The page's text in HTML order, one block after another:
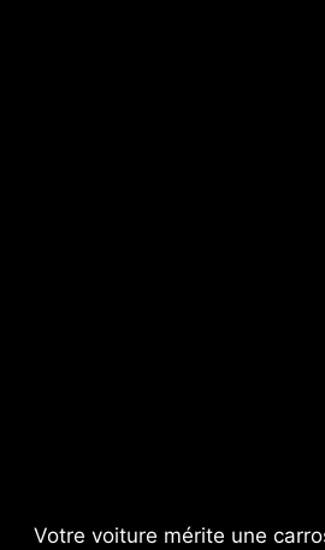
Votre voiture mérite une